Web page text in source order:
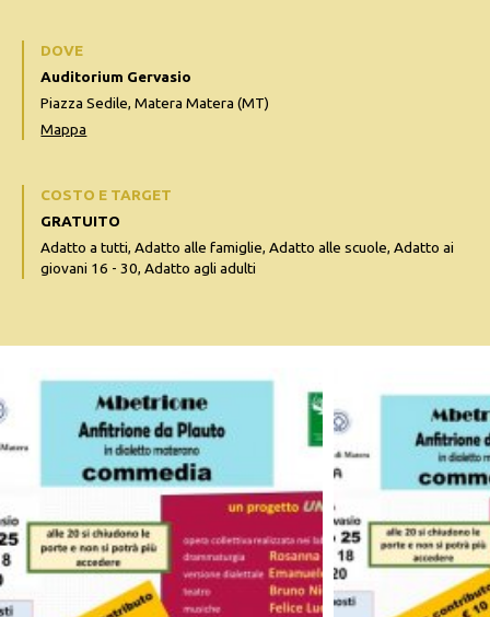
DOVE
Auditorium Gervasio
Piazza Sedile, Matera Matera (MT)
Mappa
COSTO E TARGET
GRATUITO
Adatto a tutti, Adatto alle famiglie, Adatto alle scuole, Adatto ai
giovani 16 - 30, Adatto agli adulti